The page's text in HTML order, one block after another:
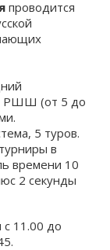
проводится
РШШ (от 5 до
5 туров.
в
времени 10
2 секунды
с 11.00 до